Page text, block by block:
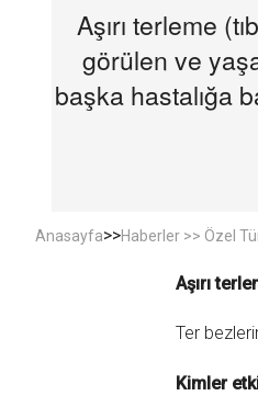
Aşırı terleme
görülen ve
başka hastalığa
Anasayfa>>Haberler >> Özel
Aşırı
Ter
Kimler